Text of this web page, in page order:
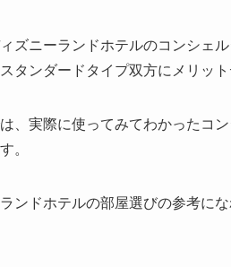
ズニーランドホテルのコンシェ
タンダードタイプ双方にメリッ
、実際に使ってみてわかったコ
。
ンドホテルの部屋選びの参考にな